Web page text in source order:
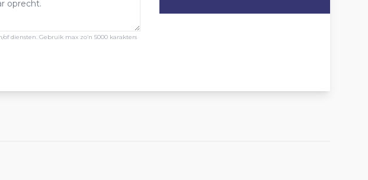
diensten. Gebruik max zo’n 5000 karakters